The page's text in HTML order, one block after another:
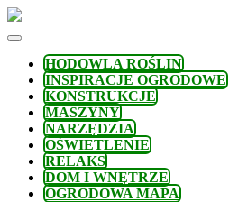
Skip
HODOWLA ROŚLIN
INSPIRACJE OGRODOWE
KONSTRUKCJE
MASZYNY
NARZĘDZIA
OŚWIETLENIE
RELAKS
DOM I WNĘTRZE
OGRODOWA MAPA